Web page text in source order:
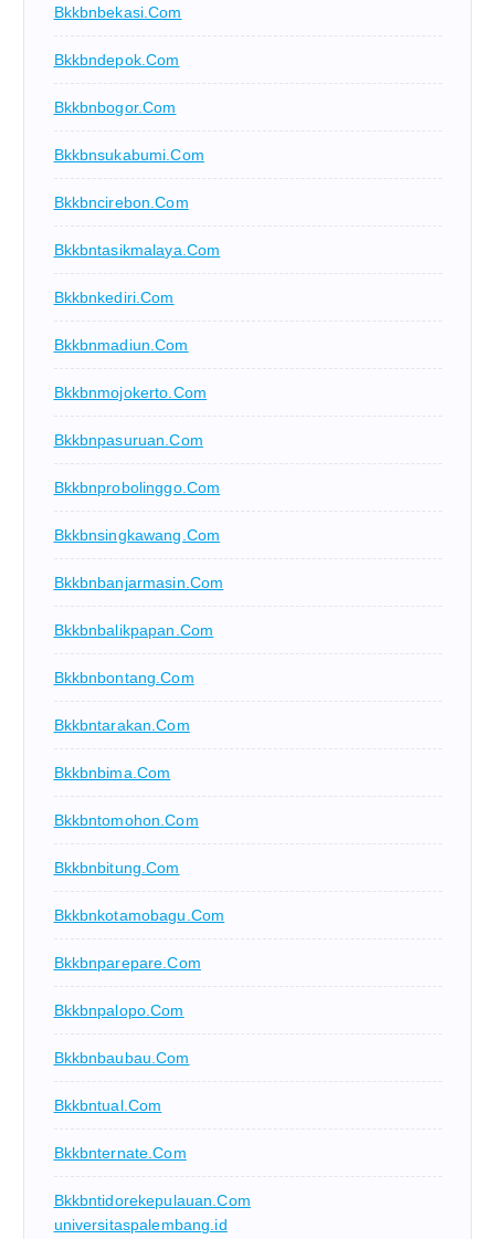
Bkkbnbekasi.com
Bkkbndepok.com
Bkkbnbogor.com
Bkkbnsukabumi.com
Bkkbncirebon.com
Bkkbntasikmalaya.com
Bkkbnkediri.com
Bkkbnmadiun.com
Bkkbnmojokerto.com
Bkkbnpasuruan.com
Bkkbnprobolinggo.com
Bkkbnsingkawang.com
Bkkbnbanjarmasin.com
Bkkbnbalikpapan.com
Bkkbnbontang.com
Bkkbntarakan.com
Bkkbnbima.com
Bkkbntomohon.com
Bkkbnbitung.com
Bkkbnkotamobagu.com
Bkkbnparepare.com
Bkkbnpalopo.com
Bkkbnbaubau.com
Bkkbntual.com
Bkkbnternate.com
Bkkbntidorekepulauan.com
universitaspalembang.id